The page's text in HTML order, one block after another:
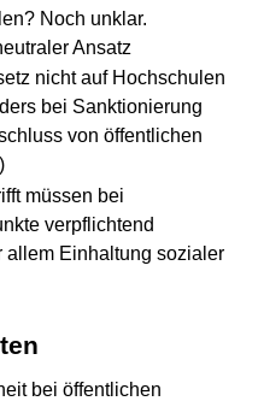
Noch unklar.
Ansatz
nicht auf Hochschulen
bei Sanktionierung
von öffentlichen
müssen bei
verpflichtend
allem Einhaltung sozialer
bei öffentlichen